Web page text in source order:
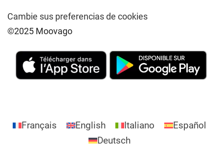
Cambie sus preferencias de cookies
©2025 Moovago
Français English Italiano
Español
Deutsch